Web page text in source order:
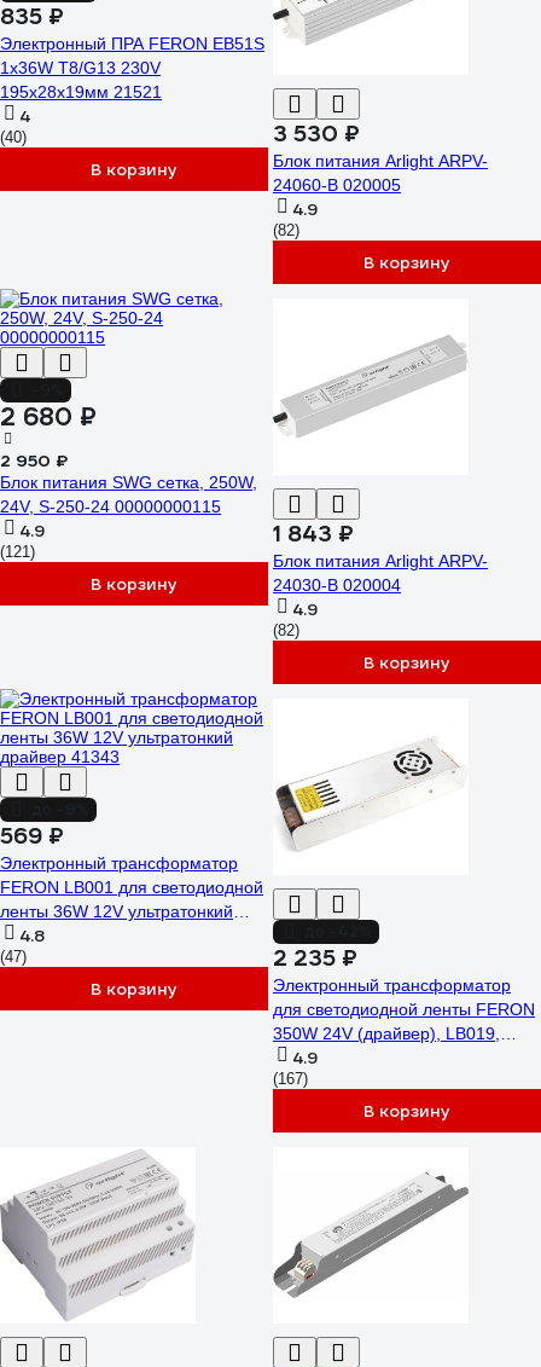
835 ₽
Электронный ПРА FERON EB51S
1х36W T8/G13 230V
195х28х19мм 21521
4
(40)
В корзину
3 530 ₽
Блок питания Arlight ARPV-
24060-B 020005
4.9
(82)
В корзину
2 680 ₽
2 950 ₽
Блок питания SWG сетка, 250W,
24V, S-250-24 00000000115
4.9
(121)
В корзину
1 843 ₽
Блок питания Arlight ARPV-
24030-B 020004
4.9
(82)
В корзину
569 ₽
Электронный трансформатор
FERON LB001 для светодиодной
ленты 36W 12V ультратонкий
драйвер 41343
4.8
(47)
В корзину
2 235 ₽
Электронный трансформатор
для светодиодной ленты FERON
350W 24V (драйвер), LB019,
48048
4.9
(167)
В корзину